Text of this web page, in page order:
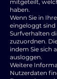
mitgeteilt,
haben.
Wenn Sie in
eingeloggt sind
Surfverhalten
zuzuordnen.
indem Sie sich
ausloggen.
Weitere
Nutzerdaten